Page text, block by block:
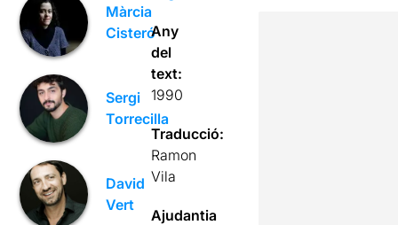
Màrcia
Cisteró
Sergi
Torrecilla
David
Vert
Any
del
text:
1990
Traducció:
Ramon
Vila
Ajudantia